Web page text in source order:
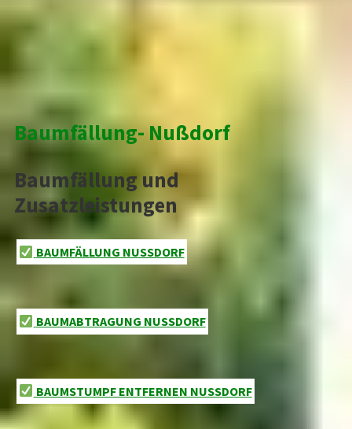
Baumfällung- Nußdorf
Baumfällung und
Zusatzleistungen
BAUMFÄLLUNG NUSSDORF
BAUMABTRAGUNG NUSSDORF
BAUMSTUMPF ENTFERNEN NUSSDORF